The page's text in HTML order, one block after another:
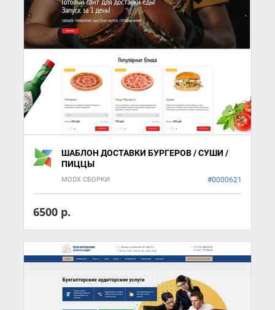
ШАБЛОН ДОСТАВКИ БУРГЕРОВ / СУШИ /
ПИЦЦЫ
MODX СБОРКИ #0000621
6500 р.